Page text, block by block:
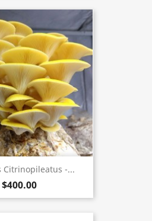
Citrinopileatus -...
$400.00